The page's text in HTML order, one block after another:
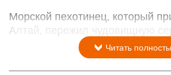
Морской пехотинец, который
Алтай, пережил чудовищную
Читать